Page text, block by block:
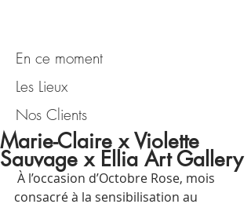
En ce moment
Les Lieux
Nos Clients
Marie-Claire x Violette
Sauvage x Ellia Art Gallery
consacré à la sensibilisation au